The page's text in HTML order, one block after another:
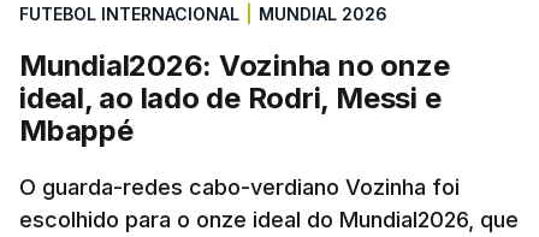
“Foi simplesmente surreal”, disse à FIFA o jogador
dos turcos do Trabzonspor, recordando o momento
que fez Cabo Verde sonhar alto na sua primeira
participação numa fase final de um Mundial.
O ex-lateral do Benfica considerou que o galardão
FUTEBOL INTERNACIONAL MUNDIAL 2026
Mundial2026: Vozinha no onze
ideal, ao lado de Rodri, Messi e
Mbappé
O guarda-redes cabo-verdiano Vozinha foi
escolhido para o onze ideal do Mundial2026, que